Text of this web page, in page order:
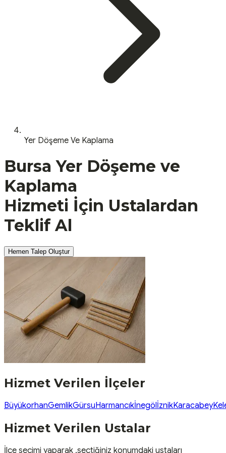
Yer Döşeme Ve Kaplama
Bursa Yer Döşeme ve
Kaplama
Hizmeti İçin Ustalardan
Teklif Al
Hemen Talep Oluştur
Hizmet Verilen İlçeler
BüyükorhanGemlikGürsuHarmancıkİnegölİznikKaracabey
Hizmet Verilen Ustalar
İlçe seçimi yaparak ,seçtiğiniz konumdaki ustaları